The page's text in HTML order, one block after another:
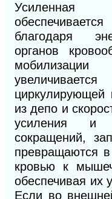
благодаря
органов
циркулирующей
из депо и
усиления и
сокращений,
превращаются
кровью к
обеспечивая их
Если во